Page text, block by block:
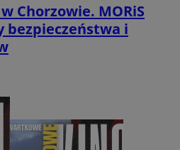
Chorzowie. MORiS
bezpieczeństwa i